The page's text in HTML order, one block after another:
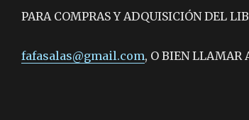
PARA COMPRAS Y ADQUISICIÓN DEL
fafasalas@gmail.com, O BIEN LLAMAR